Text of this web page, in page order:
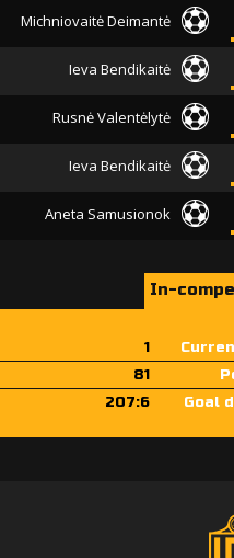
Michniovaitė Deimantė
Ieva Bendikaitė
Rusnė Valentėlytė
Ieva Bendikaitė
Aneta Samusionok
In-
1
81
207:6
Goal